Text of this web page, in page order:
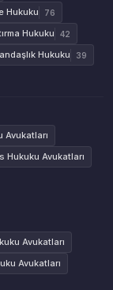
Hukuku 76
Hukuku 42
Hukuku 39
Avukatları
Hukuku Avukatları
Avukatları
Avukatları